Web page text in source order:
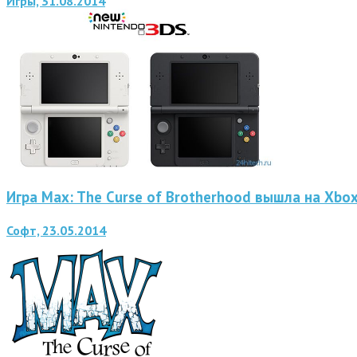
Игра Max: The Curse of Brotherhood вышла на
Софт, 23.05.2014